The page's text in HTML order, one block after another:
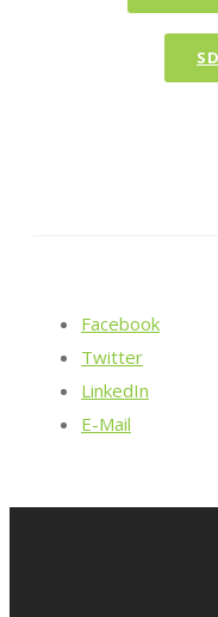
Facebook
Twitter
LinkedIn
E-Mail